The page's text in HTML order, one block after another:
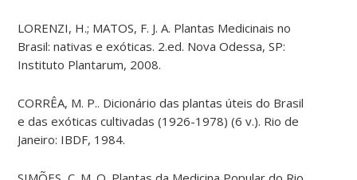
LORENZI, H.; MATOS, F. J. A. Plantas Medicinais no
Brasil: nativas e exóticas. 2.ed. Nova Odessa, SP:
Instituto Plantarum, 2008.
CORRÊA, M. P.. Dicionário das plantas úteis do Brasil
e das exóticas cultivadas (1926-1978) (6 v.). Rio de
Janeiro: IBDF, 1984.